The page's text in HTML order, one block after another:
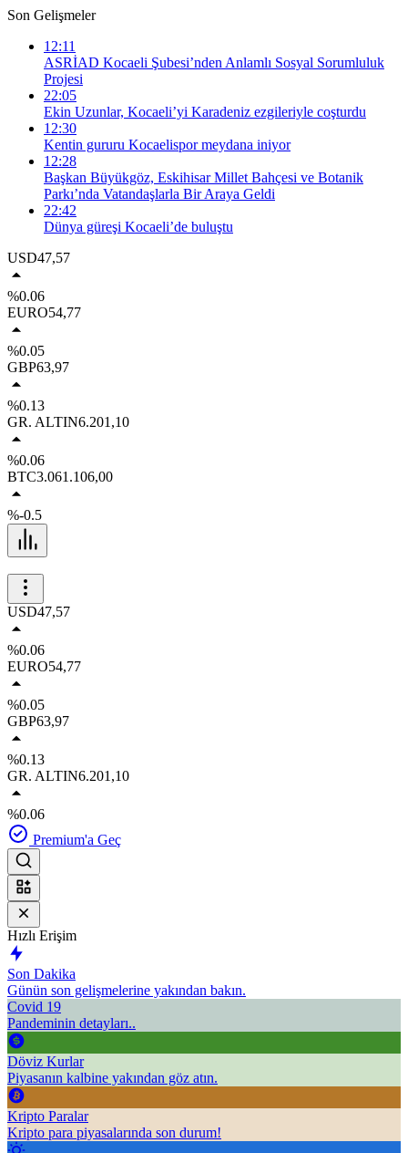
Son Gelişmeler
12:11
ASRİAD Kocaeli Şubesi’nden Anlamlı Sosyal Sorumluluk
Projesi
22:05
Ekin Uzunlar, Kocaeli’yi Karadeniz ezgileriyle coşturdu
12:30
Kentin gururu Kocaelispor meydana iniyor
12:28
Başkan Büyükgöz, Eskihisar Millet Bahçesi ve Botanik
Parkı’nda Vatandaşlarla Bir Araya Geldi
22:42
Dünya güreşi Kocaeli’de buluştu
USD47,57
%0.06
EURO54,77
%0.05
GBP63,97
%0.13
GR. ALTIN6.201,10
%0.06
BTC3.061.106,00
%-0.5
USD47,57
%0.06
EURO54,77
%0.05
GBP63,97
%0.13
GR. ALTIN6.201,10
%0.06
Premium'a Geç
Hızlı Erişim
Son Dakika
Günün son gelişmelerine yakından bakın.
Covid 19
Pandeminin detayları..
Döviz Kurlar
Piyasanın kalbine yakından göz atın.
Kripto Paralar
Kripto para piyasalarında son durum!